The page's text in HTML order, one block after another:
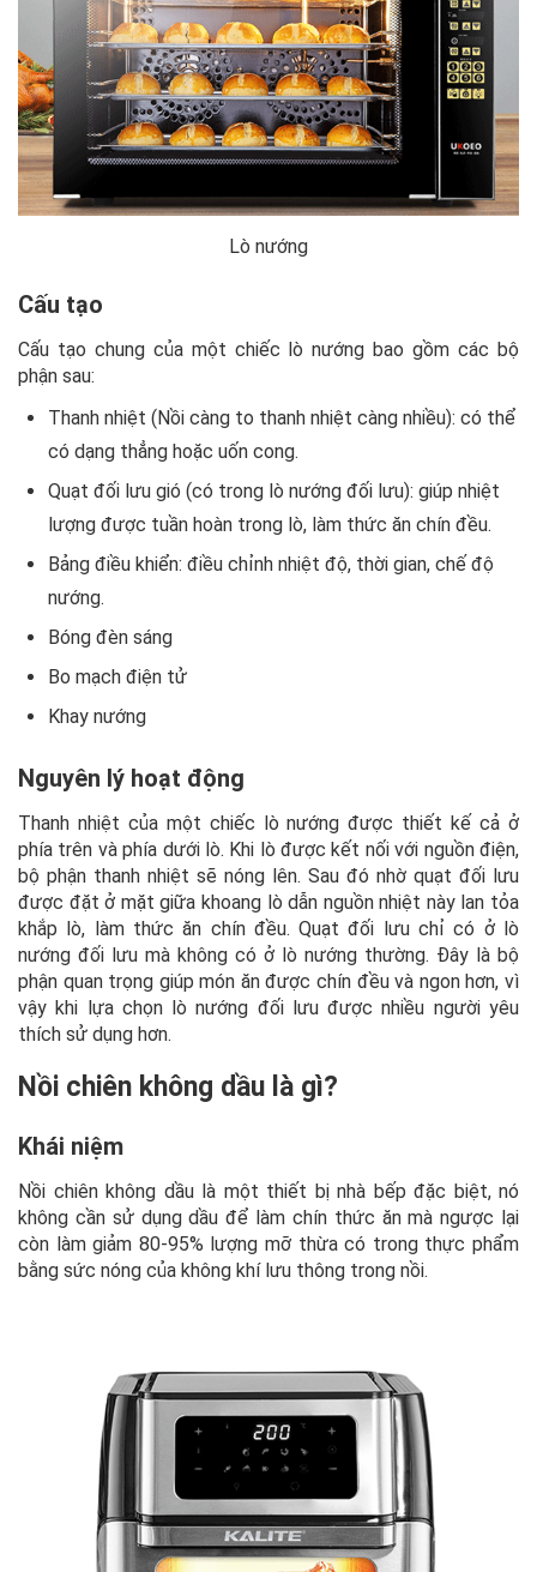
Lò nướng
Cấu tạo
Cấu tạo chung của một chiếc lò nướng bao gồm các bộ
phận sau:
Thanh nhiệt (Nồi càng to thanh nhiệt càng nhiều): có thể
có dạng thẳng hoặc uốn cong.
Quạt đối lưu gió (có trong lò nướng đối lưu): giúp nhiệt
lượng được tuần hoàn trong lò, làm thức ăn chín đều.
Bảng điều khiển: điều chỉnh nhiệt độ, thời gian, chế độ
nướng.
Bóng đèn sáng
Bo mạch điện tử
Khay nướng
Nguyên lý hoạt động
Thanh nhiệt của một chiếc lò nướng được thiết kế cả ở
phía trên và phía dưới lò. Khi lò được kết nối với nguồn điện,
bộ phận thanh nhiệt sẽ nóng lên. Sau đó nhờ quạt đối lưu
được đặt ở mặt giữa khoang lò dẫn nguồn nhiệt này lan tỏa
khắp lò, làm thức ăn chín đều. Quạt đối lưu chỉ có ở lò
nướng đối lưu mà không có ở lò nướng thường. Đây là bộ
phận quan trọng giúp món ăn được chín đều và ngon hơn, vì
vậy khi lựa chọn lò nướng đối lưu được nhiều người yêu
thích sử dụng hơn.
Nồi chiên không dầu là gì?
Khái niệm
Nồi chiên không dầu là một thiết bị nhà bếp đặc biệt, nó
không cần sử dụng dầu để làm chín thức ăn mà ngược lại
còn làm giảm 80-95% lượng mỡ thừa có trong thực phẩm
bằng sức nóng của không khí lưu thông trong nồi.